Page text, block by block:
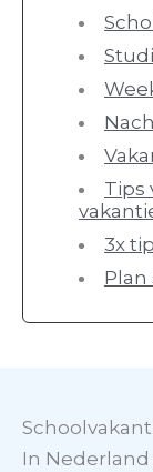
Tips
3x
In